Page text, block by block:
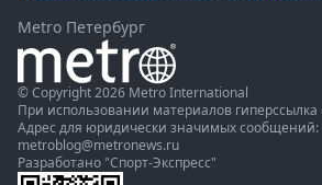
Metro Петербург
© Copyright 2026 Metro International
При использовании материалов гиперссылка
Адрес для юридически значимых сообщений:
metroblog@metronews.ru
Разработано "Спорт-Экспресс"